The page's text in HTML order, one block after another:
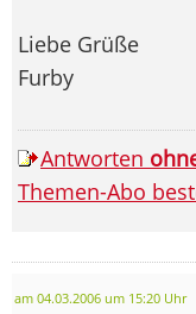
Liebe Grüße
Furby
Antworten
Themen-Abo
am 04.03.2006 um 15:20 Uhr